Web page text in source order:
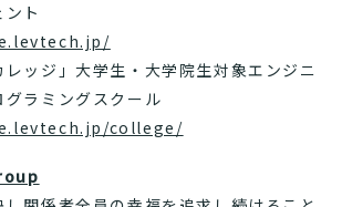
ト
ッジ」大学生・大学院生対象エンジニ
ラミングスクール
college/